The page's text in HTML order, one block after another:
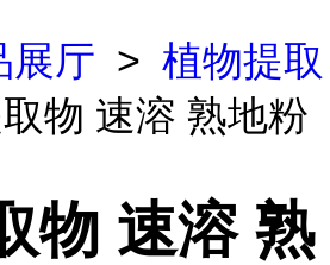
展厅 > 植物提取
物 速溶 熟地粉
物 速溶 熟